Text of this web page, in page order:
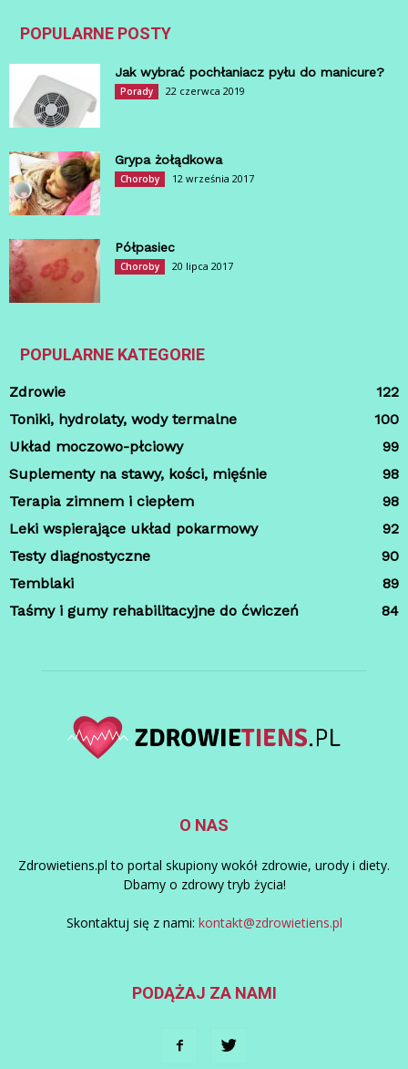
POPULARNE POSTY
Jak wybrać pochłaniacz pyłu do manicure?
Porady 22 czerwca 2019
Grypa żołądkowa
Choroby 12 września 2017
Półpasiec
Choroby 20 lipca 2017
POPULARNE KATEGORIE
Zdrowie
122
Toniki, hydrolaty, wody termalne
100
Układ moczowo-płciowy
99
Suplementy na stawy, kości, mięśnie
98
Terapia zimnem i ciepłem
98
Leki wspierające układ pokarmowy
92
Testy diagnostyczne
90
Temblaki
89
Taśmy i gumy rehabilitacyjne do ćwiczeń
84
O NAS
Zdrowietiens.pl to portal skupiony wokół zdrowie, urody i diety.
Dbamy o zdrowy tryb życia!
Skontaktuj się z nami: kontakt@zdrowietiens.pl
PODĄŻAJ ZA NAMI